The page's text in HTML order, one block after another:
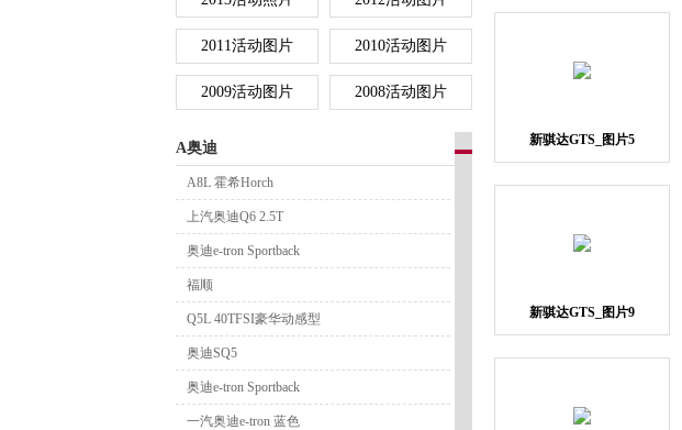
2011活动图片 2010活动图片
2009活动图片 2008活动图片
A奥迪
A8L 霍希Horch
上汽奥迪Q6 2.5T
奥迪e-tron Sportback
福顺
Q5L 40TFSI豪华动感型
奥迪SQ5
奥迪e-tron Sportback
一汽奥迪e-tron 蓝色
新骐达GTS_图片5
新骐达GTS_图片9